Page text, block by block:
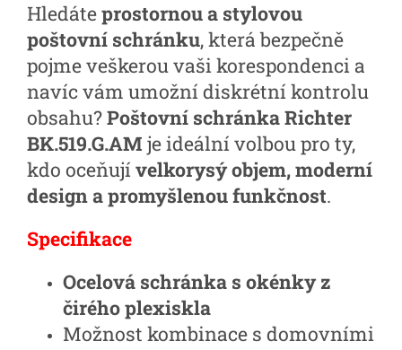
Hledáteprostornou a stylovou
poštovní schránku, která bezpečně
pojme veškerou vaši korespondenci a
navíc vám umožní diskrétní kontrolu
obsahu?Poštovní schránka Richter
BK.519.G.AM je ideální volbou pro ty,
kdo oceňujívelkorysý objem, moderní
design a promyšlenou funkčnost.
Specifikace
Ocelová schránka s okénky z
čirého plexiskla
Možnost kombinace s domovními